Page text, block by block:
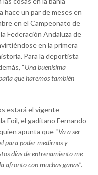
hace un par de meses en
en el Campeonato de
Federación Andaluza de
en la primera
Para la deportista
“Una buenísima
que haremos también
estará el vigente
Foil, el gaditano Fernando
apunta que “Va a ser
para poder medirnos y
días de entrenamiento me
afronto con muchas ganas”.